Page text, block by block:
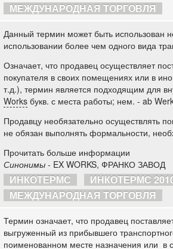
МЕЖДУНАРОДНАЯ ТОРГОВЛЯ
Данный термин может быть использован
использовании более чем одного вида
Означает, что продавец осуществляет
покупателя в своих помещениях или в
т.д.), термин является подходящим для
Works букв. с места работы; нем. - ab
Продавцу необязательно осуществлять
не обязан выполнять формальности,
Прочитать больше информации
Синонимы - EX WORKS, ФРАНКО ЗАВОД
ИНКОТЕРМС ИНКОТЕРМС
МЕЖДУНАРОДНАЯ ТОРГОВЛЯ
Термин означает, что продавец
выгруженный из прибывшего
поименованном месте назначения или в